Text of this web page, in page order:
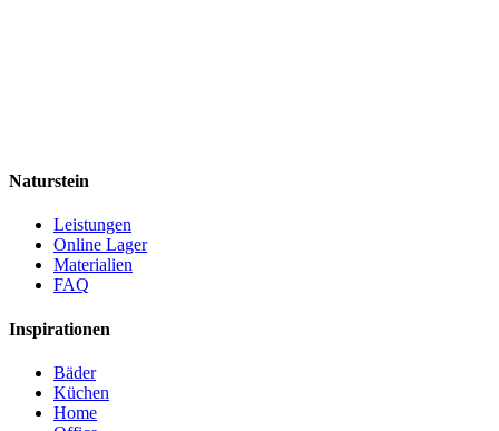
Naturstein
Leistungen
Online Lager
Materialien
FAQ
Inspirationen
Bäder
Küchen
Home